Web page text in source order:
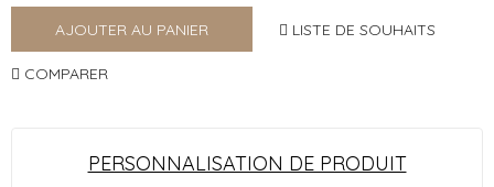
AJOUTER AU PANIER LISTE DE SOUHAITS
COMPARER
PERSONNALISATION DE PRODUIT